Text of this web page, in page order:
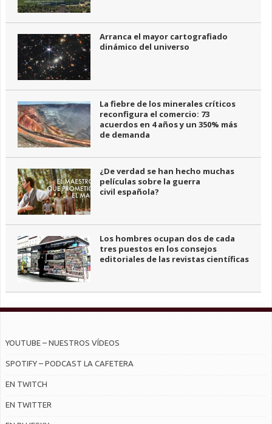
Arranca el mayor cartografiado
dinámico del universo
La fiebre de los minerales críticos
reconfigura el comercio: 73
acuerdos en 4 años y un 350% más
de demanda
¿De verdad se han hecho muchas
películas sobre la guerra
civil española?
Los hombres ocupan dos de cada
tres puestos en los consejos
editoriales de las revistas científicas
YOUTUBE – NUESTROS VÍDEOS
SPOTIFY – PODCAST LA CAFETERA
EN TWITCH
EN TWITTER